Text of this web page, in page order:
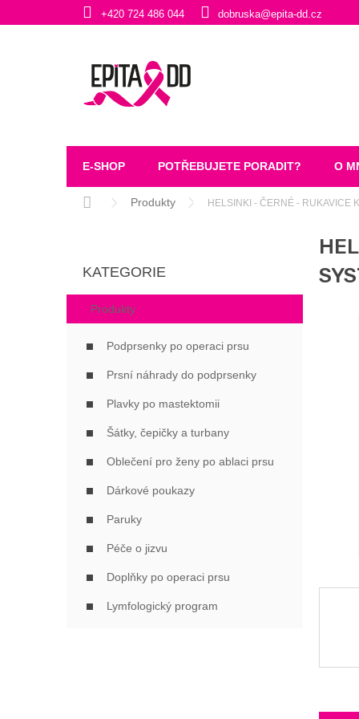
+420 724 486 044 dobruska@epita-dd.cz
E-SHOP POTŘEBUJETE PORADIT? O
Domů Produkty HELSINKI - ČERNÉ - RUKAVICE
R
kategorie
KATEGORIE
Produkty
Podprsenky po operaci prsu
Prsní náhrady do podprsenky
Plavky po mastektomii
Šátky, čepičky a turbany
Oblečení pro ženy po ablaci prsu
Dárkové poukazy
Paruky
Péče o jizvu
Doplňky po operaci prsu
Lymfologický program